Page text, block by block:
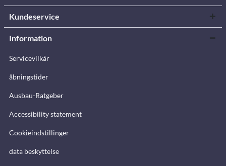
Kundeservice
Information
Servicevilkår
åbningstider
Ausbau-Ratgeber
Accessibility statement
Cookieindstillinger
data beskyttelse